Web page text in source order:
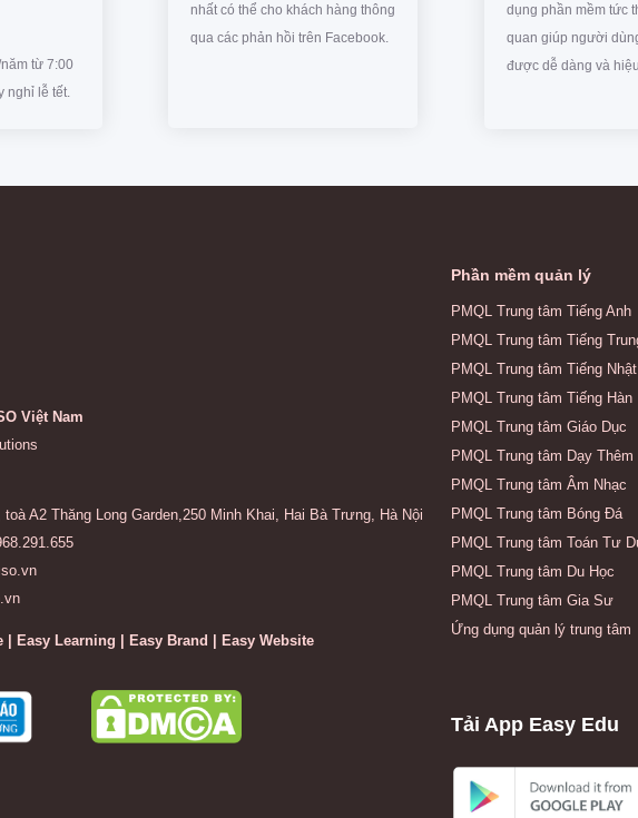
từ 7:00
nghỉ lễ tết.
nhất có thể cho khách hàng thông
qua các phản hồi trên Facebook.
dụng phần mềm tức
quan giúp người
được dễ dàng và
Việt Nam
A2 Thăng Long Garden,250 Minh Khai, Hai Bà Trưng, Hà Nội
| Easy Learning | Easy Brand | Easy Website
Phần mềm quản lý
PMQL Trung tâm Tiếng Anh
PMQL Trung tâm Tiếng
PMQL Trung tâm Tiếng Nhật
PMQL Trung tâm Tiếng Hàn
PMQL Trung tâm Giáo Dục
PMQL Trung tâm Dạy Thêm
PMQL Trung tâm Âm Nhạc
PMQL Trung tâm Bóng Đá
PMQL Trung tâm Toán Tư
PMQL Trung tâm Du Học
PMQL Trung tâm Gia Sư
Ứng dụng quản lý trung tâm
Tải App Easy Edu